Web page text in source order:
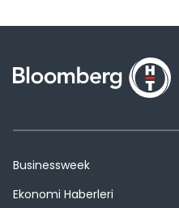
Businessweek
Ekonomi Haberleri